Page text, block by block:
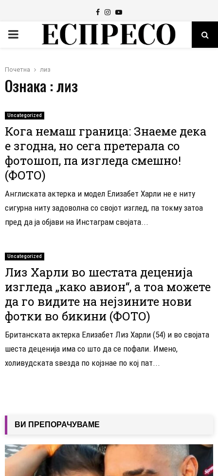
Facebook
Instagram
Youtube
PRIMARY
Почетна лиз
Ознака : лиз
Uncategorized
Кога немаш граница: Знаеме дека
е згодна, но сега претерала со
фотошоп, па изгледа смешно!
(ФОТО)
Англиската актерка и модел Елизабет Харли не е ниту
сигурна ниту задоволна со својот изглед, па токму затоа
пред да ја објави на Инстаграм својата...
Uncategorized
Лиз Харли во шестата деценија
изгледа „како авион“, а тоа можете
да го видите на нејзините нови
фотки во бикини (ФОТО)
Британската актерка Елизабет Лиз Харли (54) и во својата
шеста деценија има со што да се пофали. Имено,
холивудската ѕвезда по којзнае по кој пат...
ВИ ПРЕПОРАЧУВАМЕ